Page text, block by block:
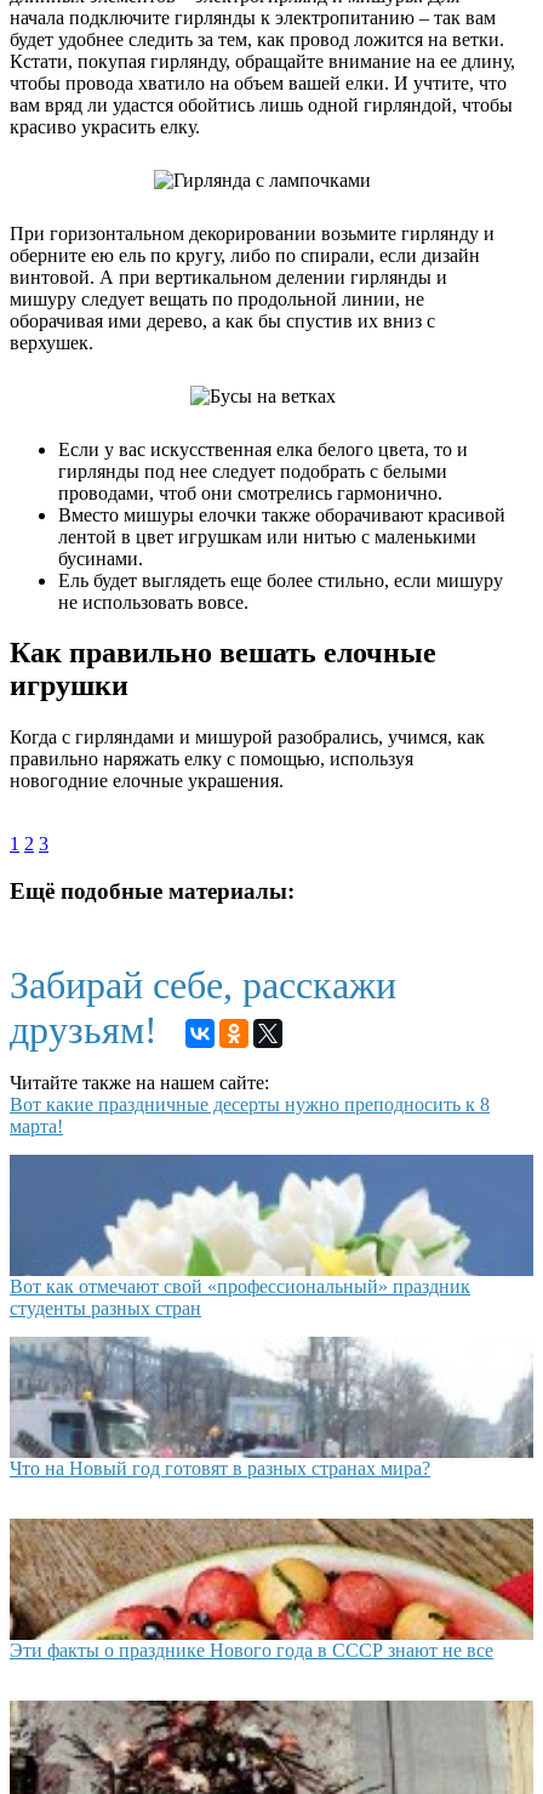
начала подключите гирлянды к электропитанию – так вам
будет удобнее следить за тем, как провод ложится на ветки.
Кстати, покупая гирлянду, обращайте внимание на ее длину,
чтобы провода хватило на объем вашей елки. И учтите, что
вам вряд ли удастся обойтись лишь одной гирляндой, чтобы
красиво украсить елку.
При горизонтальном декорировании возьмите гирлянду и
оберните ею ель по кругу, либо по спирали, если дизайн
винтовой. А при вертикальном делении гирлянды и
мишуру следует вещать по продольной линии, не
оборачивая ими дерево, а как бы спустив их вниз с
верхушек.
Если у вас искусственная елка белого цвета, то и
гирлянды под нее следует подобрать с белыми
проводами, чтоб они смотрелись гармонично.
Вместо мишуры елочки также оборачивают красивой
лентой в цвет игрушкам или нитью с маленькими
бусинами.
Ель будет выглядеть еще более стильно, если мишуру
не использовать вовсе.
Как правильно вешать елочные
игрушки
Когда с гирляндами и мишурой разобрались, учимся, как
правильно наряжать елку с помощью, используя
новогодние елочные украшения.
1 2 3
Ещё подобные материалы:
Забирай себе, расскажи
друзьям!
Читайте также на нашем сайте:
Вот какие праздничные десерты нужно преподносить к 8
марта!
Вот как отмечают свой «профессиональный» праздник
студенты разных стран
Что на Новый год готовят в разных странах мира?
Эти факты о празднике Нового года в СССР знают не все